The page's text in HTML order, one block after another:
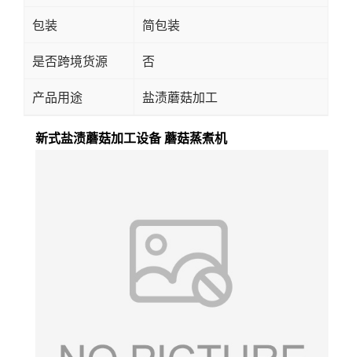
包装 简包装
是否跨境货源 否
产品用途 盐渍蘑菇加工
新式盐渍蘑菇加工设备 蘑菇蒸煮机